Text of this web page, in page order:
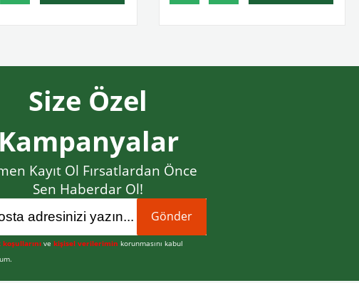
Size Özel
Kampanyalar
Kayıt Ol Fırsatlardan Önce
Sen Haberdar Ol!
Gönder
vekişisel verilerimin korunmasını kabul